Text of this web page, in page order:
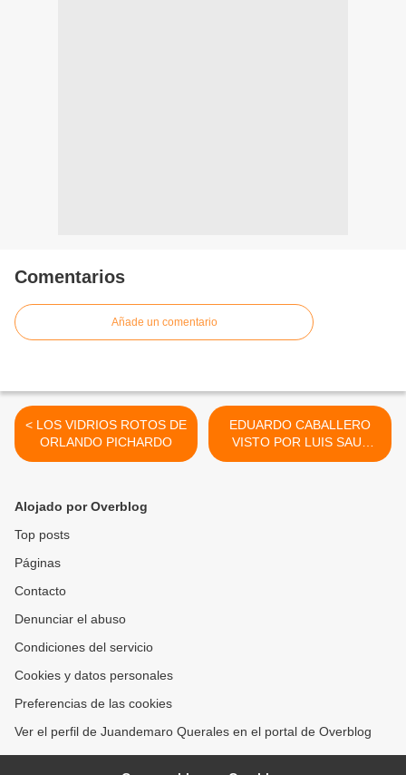
Comentarios
Añade un comentario
< LOS VIDRIOS ROTOS DE
ORLANDO PICHARDO
EDUARDO CABALLERO
VISTO POR LUIS SAUL
VARGAS DELGADO >
Alojado por Overblog
Top posts
Páginas
Contacto
Denunciar el abuso
Condiciones del servicio
Cookies y datos personales
Preferencias de las cookies
Ver el perfil de Juandemaro Querales en el portal de Overblog